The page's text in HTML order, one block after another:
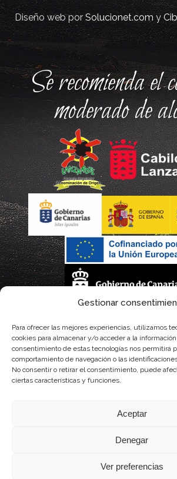
Gestionar
Para ofrecer las mejores experiencias, utilizamos
cookies para almacenar y/o acceder a la
consentimiento de estas tecnologías nos permitirá
comportamiento de navegación o las
No consentir o retirar el consentimiento, puede
ciertas características y funciones.
Aceptar
Denegar
Ver preferencias
Diseño web porSolucionet.comy
Se recomienda el
moderado de
parcialmente, por el Gobierno de
con fondos provenientes del presupuesto de gastos
Calidad Agroalimentaria